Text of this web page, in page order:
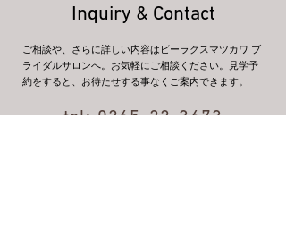
Inquiry & Contact
ご相談や、さらに詳しい内容はビーラクスマツカワ ブ
ライダルサロンへ。お気軽にご相談ください。見学予
約をすると、お待たせする事なくご案内できます。
tel:0265-22-3673